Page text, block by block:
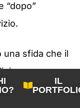
“dopo”
una sfida che il
un
essere la
IL